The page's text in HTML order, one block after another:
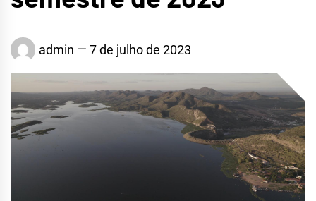
admin 7 de julho de 2023